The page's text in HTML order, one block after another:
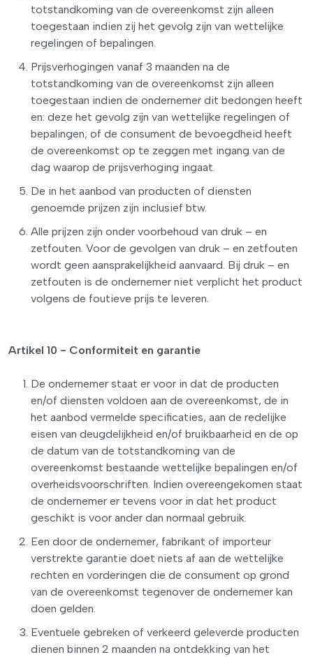
totstandkoming van de overeenkomst zijn alleen
toegestaan indien zij het gevolg zijn van wettelijke
regelingen of bepalingen.
Prijsverhogingen vanaf 3 maanden na de
totstandkoming van de overeenkomst zijn alleen
toegestaan indien de ondernemer dit bedongen heeft
en: deze het gevolg zijn van wettelijke regelingen of
bepalingen; of de consument de bevoegdheid heeft
de overeenkomst op te zeggen met ingang van de
dag waarop de prijsverhoging ingaat.
De in het aanbod van producten of diensten
genoemde prijzen zijn inclusief btw.
Alle prijzen zijn onder voorbehoud van druk – en
zetfouten. Voor de gevolgen van druk – en zetfouten
wordt geen aansprakelijkheid aanvaard. Bij druk – en
zetfouten is de ondernemer niet verplicht het product
volgens de foutieve prijs te leveren.
Artikel 10 - Conformiteit en garantie
De ondernemer staat er voor in dat de producten
en/of diensten voldoen aan de overeenkomst, de in
het aanbod vermelde specificaties, aan de redelijke
eisen van deugdelijkheid en/of bruikbaarheid en de op
de datum van de totstandkoming van de
overeenkomst bestaande wettelijke bepalingen en/of
overheidsvoorschriften. Indien overeengekomen staat
de ondernemer er tevens voor in dat het product
geschikt is voor ander dan normaal gebruik.
Een door de ondernemer, fabrikant of importeur
verstrekte garantie doet niets af aan de wettelijke
rechten en vorderingen die de consument op grond
van de overeenkomst tegenover de ondernemer kan
doen gelden.
Eventuele gebreken of verkeerd geleverde producten
dienen binnen 2 maanden na ontdekking van het